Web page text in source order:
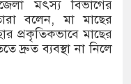
মৎস্য বিভাগের
বলেন, মা মাছের
প্রকৃতিকভাবে মাছের
দ্রুত ব্যবস্থা না নিলে